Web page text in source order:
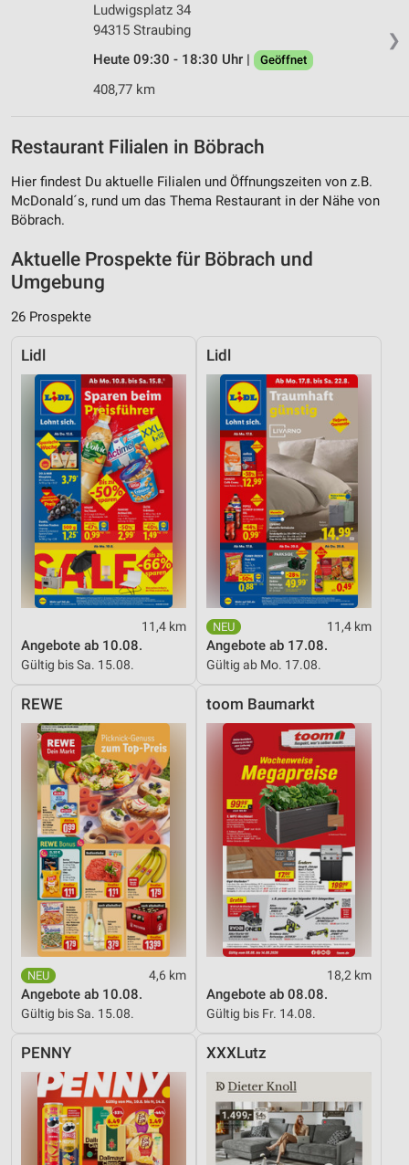
❯
Ludwigsplatz 34
94315 Straubing
Heute 09:30 - 18:30 Uhr |
Geöffnet
408,77 km
Restaurant Filialen in Böbrach
Hier findest Du aktuelle Filialen und Öffnungszeiten von z.B.
McDonald´s, rund um das Thema Restaurant in der Nähe von
Böbrach.
Aktuelle Prospekte für Böbrach und
Umgebung
26 Prospekte
Lidl
11,4 km
Angebote ab 10.08.
Gültig bis Sa. 15.08.
Lidl
11,4 km
Angebote ab 17.08.
Gültig ab Mo. 17.08.
REWE
4,6 km
Angebote ab 10.08.
Gültig bis Sa. 15.08.
toom Baumarkt
18,2 km
Angebote ab 08.08.
Gültig bis Fr. 14.08.
PENNY XXXLutz